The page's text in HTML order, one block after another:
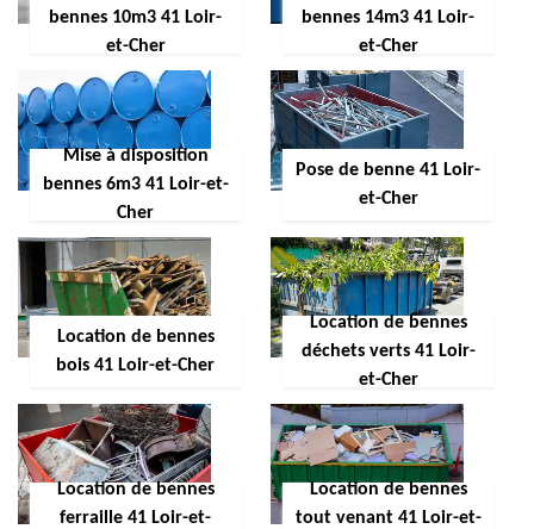
bennes 10m3 41 Loir-
et-Cher
bennes 14m3 41 Loir-
et-Cher
Mise à disposition
bennes 6m3 41 Loir-et-
Cher
Pose de benne 41 Loir-
et-Cher
Location de bennes
bois 41 Loir-et-Cher
Location de bennes
déchets verts 41 Loir-
et-Cher
Location de bennes
ferraille 41 Loir-et-
Location de bennes
tout venant 41 Loir-et-